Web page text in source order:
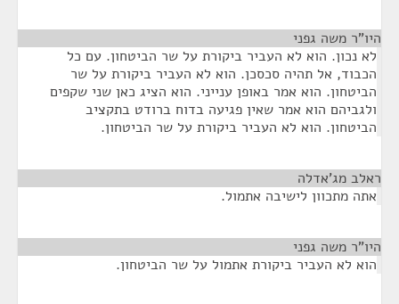
היו"ר משה גפני
לא נכון. הוא לא העביר ביקורת על שר הביטחון. עם כל
הכבוד, אל תהיה סכסכן. הוא לא העביר ביקורת על שר
הביטחון. הוא אמר באופן ענייני. הוא הציג כאן שני שקפים
ולגביהם הוא אמר שאין פגיעה בדוח ברודט בתקציב
הביטחון. הוא לא העביר ביקורת על שר הביטחון.
ראלב מג'אדלה
אתה מתכוון לישיבה אתמול.
היו"ר משה גפני
הוא לא העביר ביקורת אתמול על שר הביטחון.